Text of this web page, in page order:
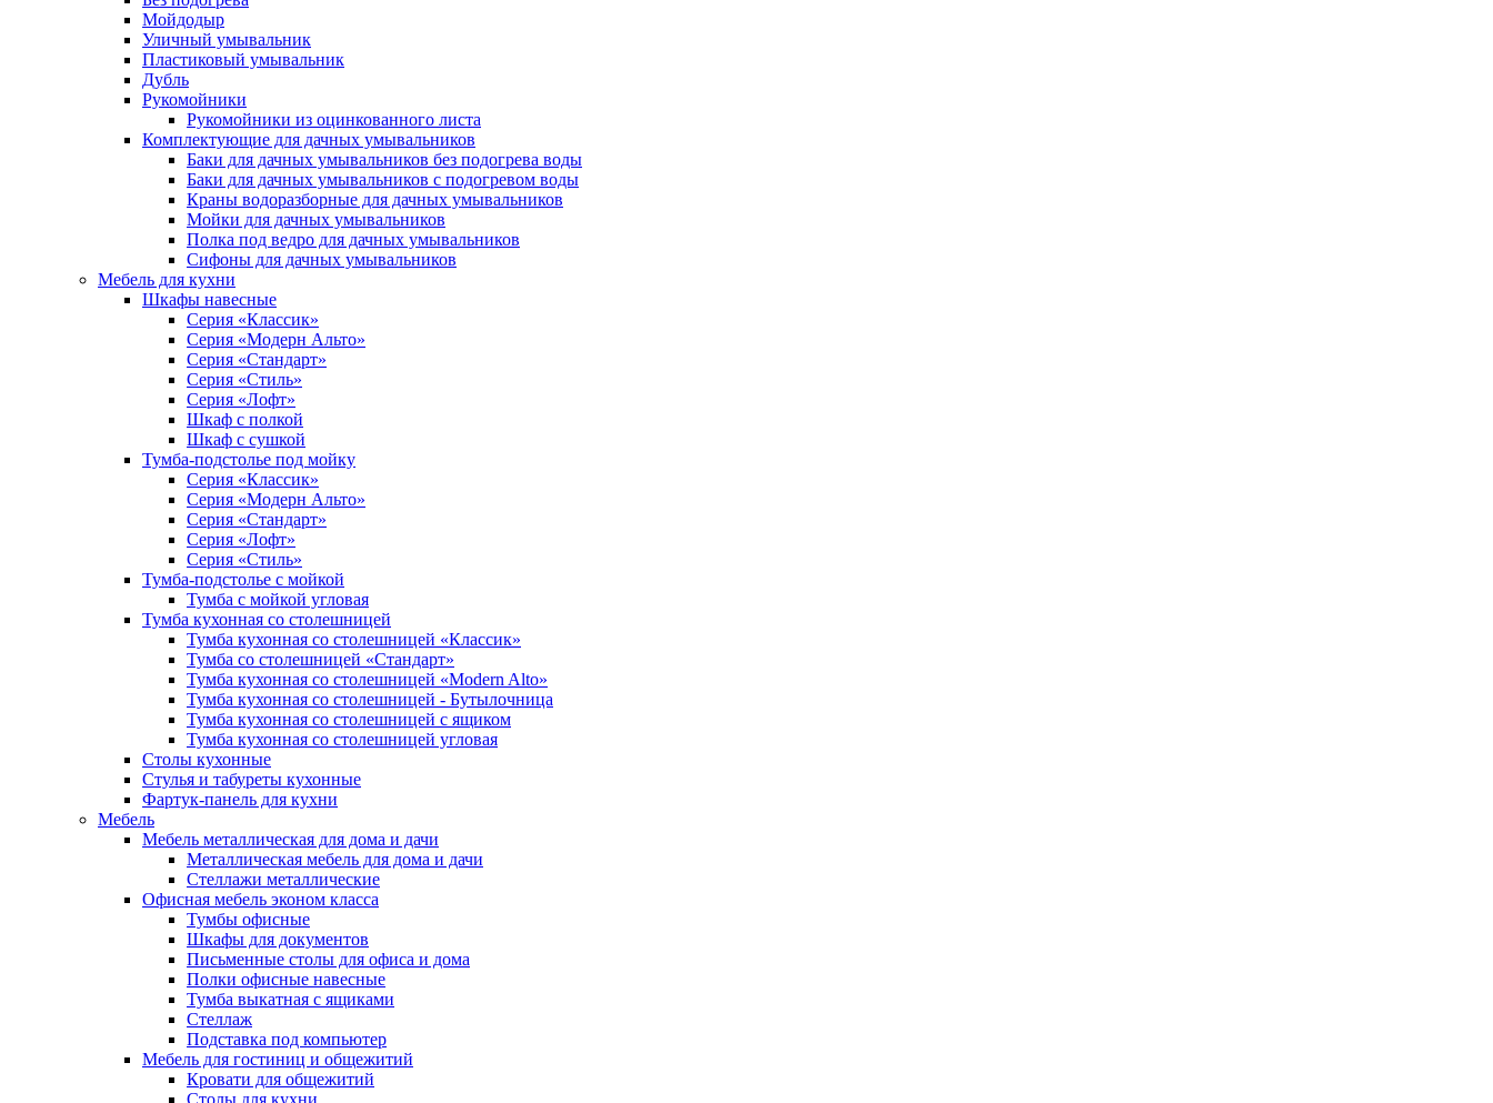
Мойдодыр
Уличный умывальник
Пластиковый умывальник
Дубль
Рукомойники
Рукомойники из оцинкованного листа
Комплектующие для дачных умывальников
Баки для дачных умывальников без подогрева воды
Баки для дачных умывальников с подогревом воды
Краны водоразборные для дачных умывальников
Мойки для дачных умывальников
Полка под ведро для дачных умывальников
Сифоны для дачных умывальников
Мебель для кухни
Шкафы навесные
Серия «Классик»
Серия «Модерн Альто»
Серия «Стандарт»
Серия «Стиль»
Серия «Лофт»
Шкаф с полкой
Шкаф с сушкой
Тумба-подстолье под мойку
Серия «Классик»
Серия «Модерн Альто»
Серия «Стандарт»
Серия «Лофт»
Серия «Стиль»
Тумба-подстолье с мойкой
Тумба с мойкой угловая
Тумба кухонная со столешницей
Тумба кухонная со столешницей «Классик»
Тумба со столешницей «Стандарт»
Тумба кухонная со столешницей «Modern Alto»
Тумба кухонная со столешницей - Бутылочница
Тумба кухонная со столешницей с ящиком
Тумба кухонная со столешницей угловая
Столы кухонные
Стулья и табуреты кухонные
Фартук-панель для кухни
Мебель
Мебель металлическая для дома и дачи
Металлическая мебель для дома и дачи
Стеллажи металлические
Офисная мебель эконом класса
Тумбы офисные
Шкафы для документов
Письменные столы для офиса и дома
Полки офисные навесные
Тумба выкатная с ящиками
Стеллаж
Подставка под компьютер
Мебель для гостиниц и общежитий
Кровати для общежитий
Столы для кухни